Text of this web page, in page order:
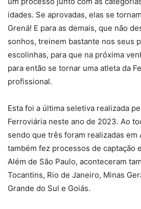
idades. Se aprovadas, elas se
Grená! E para as demais, que não
sonhos, treinem bastante nos seus
escolinhas, para que na próxima
para então se tornar uma atleta da
profissional.
Esta foi a última seletiva realizada
Ferroviária neste ano de 2023. Ao
sendo que três foram realizadas em
também fez processos de captação
Além de São Paulo, aconteceram
Tocantins, Rio de Janeiro, Minas
Grande do Sul e Goiás.